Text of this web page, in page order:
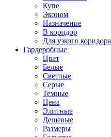
Купе
Эконом
Назначение
В коридор
Для узкого коридора
Гардеробные
Цвет
Белые
Светлые
Серые
Темные
Цена
Элитные
Дешевые
Размеры